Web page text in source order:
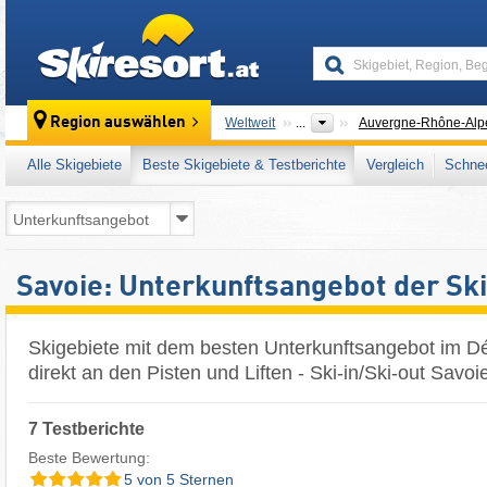
Region auswählen Weltweit ... Auvergne-Rhône-
Alle Skigebiete Beste Skigebiete & Testberichte Vergleich
Savoie: Unterkunftsangebot der
Skigebiete mit dem besten Unterkunftsangebot im
direkt an den Pisten und Liften - Ski-in/Ski-out
7 Testberichte
Beste Bewertung:
5 von 5 Sternen